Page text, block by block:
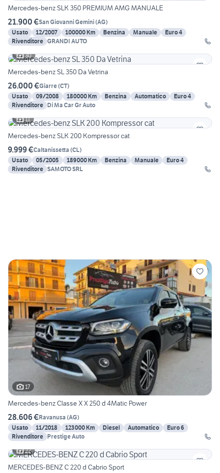
Mercedes-benz SLK 350 PREMIUM AMG MANUALE
21.900 €San Giovanni Gemini(AG)
Usato
12/2007 100000 Km Benzina Manuale
Euro 4
Rivenditore GRANDI AUTO
30
Mercedes-benz SL 350 Da Vetrina
26.000 €Giarre(CT)
Usato
09/2008 180000 Km Benzina Automatico
Euro 4
Rivenditore Di Ma Car Gr Auto
11
Mercedes-benz SLK 200 Kompressor cat
9.999 €Caltanissetta (CL)
Usato
05/2005 189000 Km Benzina Manuale
Euro 4
Rivenditore SAMOTO SRL
17
Mercedes-benz Classe X X 250 d 4Matic Power
28.606 €Ravanusa (AG)
Usato
11/2018 123000 Km Diesel Automatico
Euro 6
Rivenditore Prestige Auto
22
MERCEDES-BENZ C 220 d Cabrio Sport